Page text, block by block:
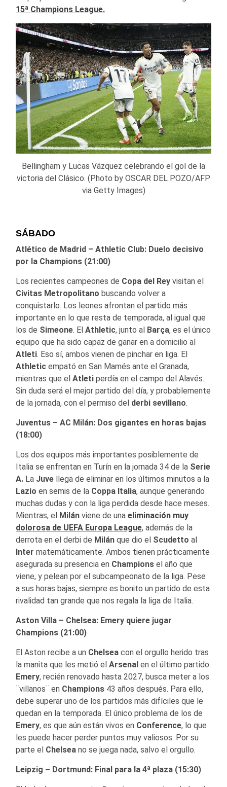
15ª Champions League.
Bellingham y Lucas Vázquez celebrando el gol de la
victoria del Clásico. (Photo by OSCAR DEL POZO/AFP
via Getty Images)
SÁBADO
Atlético de Madrid – Athletic Club: Duelo decisivo
por la Champions (21:00)
Los recientes campeones de Copa del Rey visitan el
Civitas Metropolitano buscando volver a
conquistarlo. Los leones afrontan el partido más
importante en lo que resta de temporada, al igual que
los de Simeone. El Athletic, junto al Barça, es el único
equipo que ha sido capaz de ganar en a domicilio al
Atleti. Eso sí, ambos vienen de pinchar en liga. El
Athletic empató en San Mamés ante el Granada,
mientras que el Atleti perdía en el campo del Alavés.
Sin duda será el mejor partido del día, y probablemente
de la jornada, con el permiso del derbi sevillano.
Juventus – AC Milán: Dos gigantes en horas bajas
(18:00)
Los dos equipos más importantes posiblemente de
Italia se enfrentan en Turín en la jornada 34 de la Serie
A. La Juve llega de eliminar en los últimos minutos a la
Lazio en semis de la Coppa Italia, aunque generando
muchas dudas y con la liga perdida desde hace meses.
Mientras, el
Milán viene de una eliminación muy
dolorosa de UEFA Europa League, además de la
derrota en el derbi de Milán que dio el Scudetto al
Inter matemáticamente. Ambos tienen prácticamente
asegurada su presencia en Champions el año que
viene, y pelean por el subcampeonato de la liga. Pese
a sus horas bajas, siempre es bonito un partido de esta
rivalidad tan grande que nos regala la liga de Italia.
Aston Villa – Chelsea: Emery quiere jugar
Champions (21:00)
El Aston recibe a un Chelsea con el orgullo herido tras
la manita que les metió el Arsenal en el último partido.
Emery, recién renovado hasta 2027, busca meter a los
¨villanos¨ en Champions 43 años después. Para ello,
debe superar uno de los partidos más difíciles que le
quedan en la temporada. El único problema de los de
Emery, es que aún están vivos en Conference, lo que
les puede hacer perder puntos muy valiosos. Por su
parte el Chelsea no se juega nada, salvo el orgullo.
Leipzig – Dortmund: Final para la 4ª plaza (15:30)